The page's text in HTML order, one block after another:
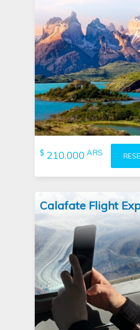
$ 210.000 ARS
Calafate Flight